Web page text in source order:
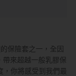
保險套之一，全因
來超越一般乳膠保
，你將感受到我們最